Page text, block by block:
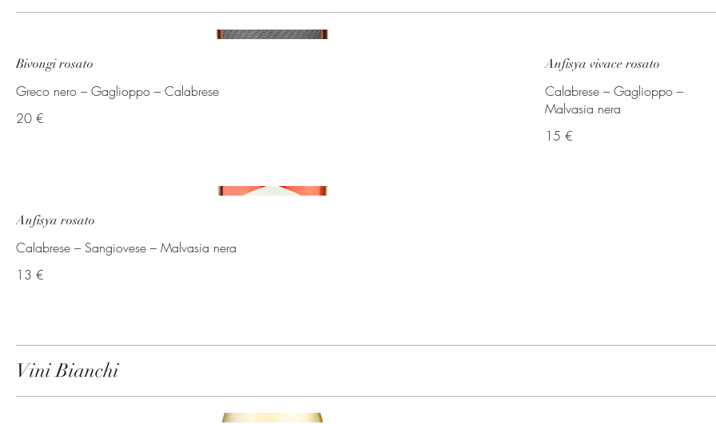
Bivongi rosato
Greco nero – Gaglioppo – Calabrese
20 €
Anfisya vivace rosato
Calabrese – Gaglioppo –
Malvasia nera
15 €
Anfisya rosato
Calabrese – Sangiovese – Malvasia nera
13 €
Vini Bianchi